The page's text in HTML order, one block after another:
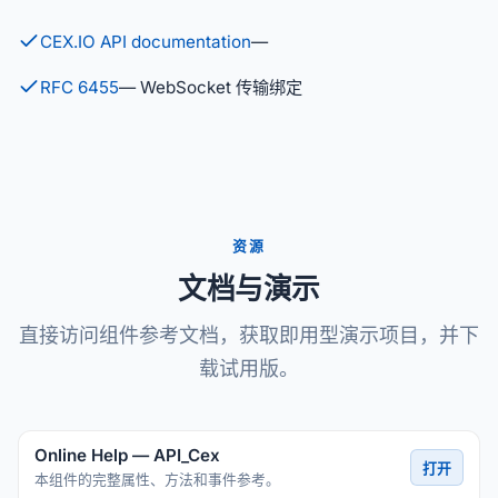
CEX.IO API documentation—
RFC 6455— WebSocket 传输绑定
资源
文档与演示
直接访问组件参考文档，获取即用型演示项目，并下
载试用版。
Online Help — API_Cex
本组件的完整属性、方法和事件参考。
打开